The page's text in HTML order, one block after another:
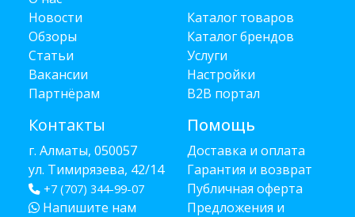
Новости
Обзоры
Статьи
Вакансии
Партнёрам
Контакты
г. Алматы, 050057
ул. Тимирязева, 42/14
+7 (707) 344-99-07
Напишите нам
Каталог товаров
Каталог брендов
Услуги
Настройки
B2B портал
Помощь
Доставка и оплата
Гарантия и возврат
Публичная оферта
Предложения и